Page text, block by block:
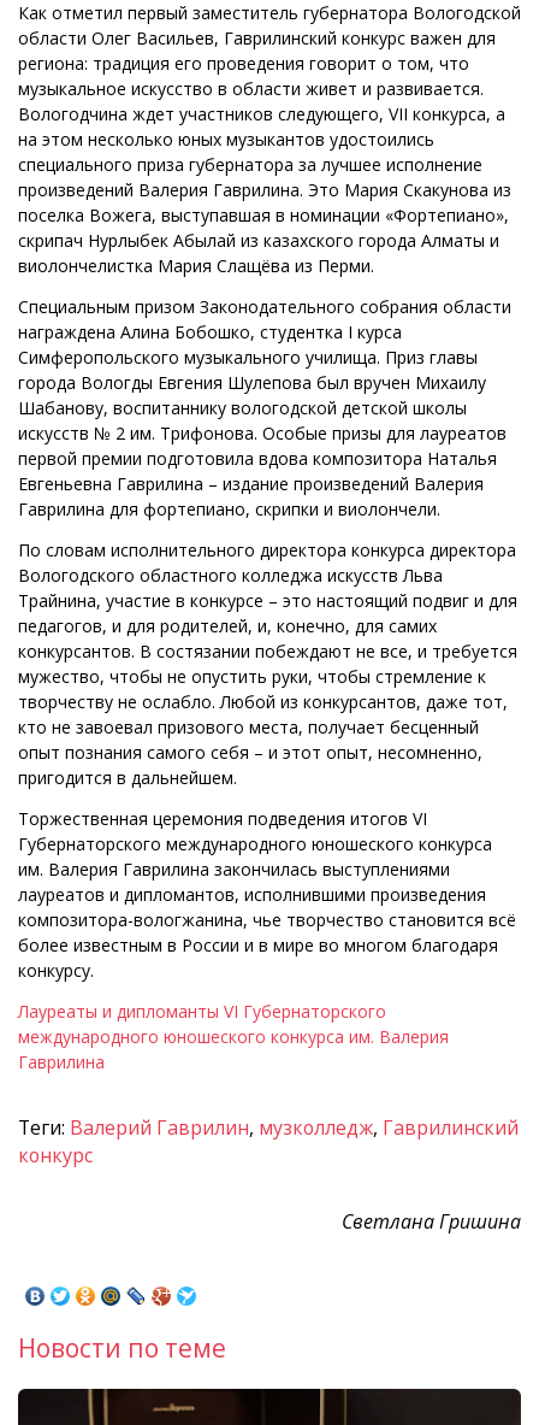
Как отметил первый заместитель губернатора Вологодской
области Олег Васильев, Гаврилинский конкурс важен для
региона: традиция его проведения говорит о том, что
музыкальное искусство в области живет и развивается.
Вологодчина ждет участников следующего, VII конкурса, а
на этом несколько юных музыкантов удостоились
специального приза губернатора за лучшее исполнение
произведений Валерия Гаврилина. Это Мария Скакунова из
поселка Вожега, выступавшая в номинации «Фортепиано»,
скрипач Нурлыбек Абылай из казахского города Алматы и
виолончелистка Мария Слащёва из Перми.
Специальным призом Законодательного собрания области
награждена Алина Бобошко, студентка I курса
Симферопольского музыкального училища. Приз главы
города Вологды Евгения Шулепова был вручен Михаилу
Шабанову, воспитаннику вологодской детской школы
искусств № 2 им. Трифонова. Особые призы для лауреатов
первой премии подготовила вдова композитора Наталья
Евгеньевна Гаврилина – издание произведений Валерия
Гаврилина для фортепиано, скрипки и виолончели.
По словам исполнительного директора конкурса директора
Вологодского областного колледжа искусств Льва
Трайнина, участие в конкурсе – это настоящий подвиг и для
педагогов, и для родителей, и, конечно, для самих
конкурсантов. В состязании побеждают не все, и требуется
мужество, чтобы не опустить руки, чтобы стремление к
творчеству не ослабло. Любой из конкурсантов, даже тот,
кто не завоевал призового места, получает бесценный
опыт познания самого себя – и этот опыт, несомненно,
пригодится в дальнейшем.
Торжественная церемония подведения итогов VI
Губернаторского международного юношеского конкурса
им. Валерия Гаврилина закончилась выступлениями
лауреатов и дипломантов, исполнившими произведения
композитора-вологжанина, чье творчество становится всё
более известным в России и в мире во многом благодаря
конкурсу.
Лауреаты и дипломанты VI Губернаторского
международного юношеского конкурса им. Валерия
Гаврилина
Теги: Валерий Гаврилин, музколледж, Гаврилинский
конкурс
Светлана Гришина
Новости по теме